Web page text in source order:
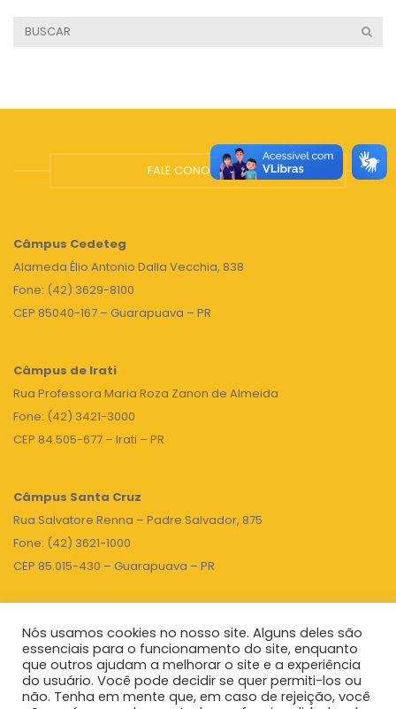
FALE CONOSCO
Câmpus Cedeteg
Alameda Élio Antonio Dalla Vecchia, 838
Fone: (42) 3629-8100
CEP 85040-167 – Guarapuava – PR
Câmpus de Irati
Rua Professora Maria Roza Zanon de Almeida
Fone: (42) 3421-3000
CEP 84.505-677 – Irati – PR
Câmpus Santa Cruz
Rua Salvatore Renna – Padre Salvador, 875
Fone: (42) 3621-1000
CEP 85.015-430 – Guarapuava – PR
TOPO
Unicentro |Governo do Paraná|Seti| Agenda do Reitor
Nós usamos cookies no nosso site. Alguns deles são
essenciais para o funcionamento do site, enquanto
que outros ajudam a melhorar o site e a experiência
do usuário. Você pode decidir se quer permiti-los ou
não. Tenha em mente que, em caso de rejeição, você